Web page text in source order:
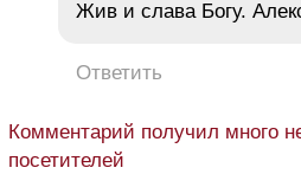
Жив и слава Богу.
Ответить
Комментарий получил много
посетителей